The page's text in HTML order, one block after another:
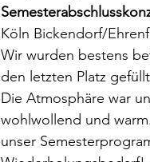
Köln Bickendorf/
Wir wurden bestens
den letzten Platz
Die Atmosphäre war
wohlwollend und
unser